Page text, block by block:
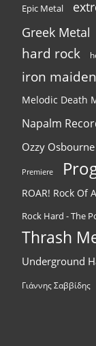
Epic Metal
Greek Metal
hard rock
iron maiden
Melodic Death
Napalm
Ozzy Osbourne
Premiere
ROAR! Rock Of
Rock Hard - The
Thrash
Underground
Γιάννης Σαββίδης